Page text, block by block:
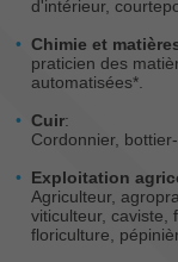
d'intérieur,
Chimie et
praticien des
automatisées*.
Cuir:
Cordonnier,
Exploitation
Agriculteur,
viticulteur, caviste,
floriculture,